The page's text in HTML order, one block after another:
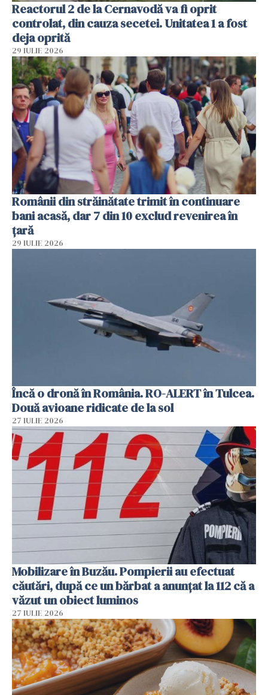
Reactorul 2 de la Cernavodă va fi oprit
controlat, din cauza secetei. Unitatea 1 a fost
deja oprită
29 IULIE 2026
Românii din străinătate trimit în continuare
bani acasă, dar 7 din 10 exclud revenirea în
țară
29 IULIE 2026
Încă o dronă în România. RO-ALERT în Tulcea.
Două avioane ridicate de la sol
27 IULIE 2026
Mobilizare în Buzău. Pompierii au efectuat
căutări, după ce un bărbat a anunțat la 112 că a
văzut un obiect luminos
27 IULIE 2026